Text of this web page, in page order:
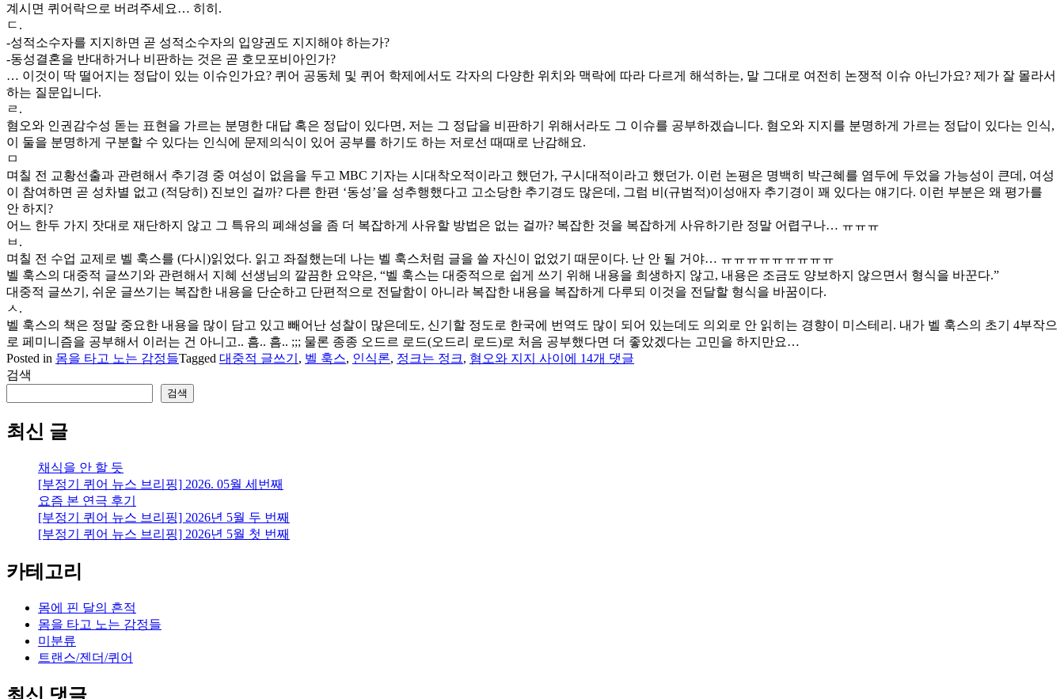
계시면 퀴어락으로 버려주세요… 히히.
ㄷ.
-성적소수자를 지지하면 곧 성적소수자의 입양권도 지지해야 하는가?
-동성결혼을 반대하거나 비판하는 것은 곧 호모포비아인가?
… 이것이 딱 떨어지는 정답이 있는 이슈인가요? 퀴어 공동체 및 퀴어 학제에서도 각자의 다양한 위치와 맥락에 따라 다르게 해석하는, 말 그대로 여전히 논쟁적 이슈 아닌가요? 제가 잘 몰라서
하는 질문입니다.
ㄹ.
혐오와 인권감수성 돋는 표현을 가르는 분명한 대답 혹은 정답이 있다면, 저는 그 정답을 비판하기 위해서라도 그 이슈를 공부하겠습니다. 혐오와 지지를 분명하게 가르는 정답이 있다는 인식,
이 둘을 분명하게 구분할 수 있다는 인식에 문제의식이 있어 공부를 하기도 하는 저로선 때때로 난감해요.
ㅁ
며칠 전 교황선출과 관련해서 추기경 중 여성이 없음을 두고 MBC 기자는 시대착오적이라고 했던가, 구시대적이라고 했던가. 이런 논평은 명백히 박근혜를 염두에 두었을 가능성이 큰데, 여성
이 참여하면 곧 성차별 없고 (적당히) 진보인 걸까? 다른 한편 ‘동성’을 성추행했다고 고소당한 추기경도 많은데, 그럼 비(규범적)이성애자 추기경이 꽤 있다는 얘기다. 이런 부분은 왜 평가를
안 하지?
어느 한두 가지 잣대로 재단하지 않고 그 특유의 폐쇄성을 좀 더 복잡하게 사유할 방법은 없는 걸까? 복잡한 것을 복잡하게 사유하기란 정말 어렵구나… ㅠㅠㅠ
ㅂ.
며칠 전 수업 교제로 벨 훅스를 (다시)읽었다. 읽고 좌절했는데 나는 벨 훅스처럼 글을 쓸 자신이 없었기 때문이다. 난 안 될 거야… ㅠㅠㅠㅠㅠㅠㅠㅠㅠ
벨 훅스의 대중적 글쓰기와 관련해서 지혜 선생님의 깔끔한 요약은, “벨 훅스는 대중적으로 쉽게 쓰기 위해 내용을 희생하지 않고, 내용은 조금도 양보하지 않으면서 형식을 바꾼다.”
대중적 글쓰기, 쉬운 글쓰기는 복잡한 내용을 단순하고 단편적으로 전달함이 아니라 복잡한 내용을 복잡하게 다루되 이것을 전달할 형식을 바꿈이다.
ㅅ.
벨 훅스의 책은 정말 중요한 내용을 많이 담고 있고 빼어난 성찰이 많은데도, 신기할 정도로 한국에 번역도 많이 되어 있는데도 의외로 안 읽히는 경향이 미스테리. 내가 벨 훅스의 초기 4부작으
로 페미니즘을 공부해서 이러는 건 아니고.. 흠.. 흠.. ;;; 물론 종종 오드르 로드(오드리 로드)로 처음 공부했다면 더 좋았겠다는 고민을 하지만요…
Posted in 몸을 타고 노는 감정들Tagged 대중적 글쓰기 , 벨 훅스, 인식론, 정크는 정크, 혐오와 지지 사이 두
에 14개 댓글
검색
검색
최신 글
채식을 안 할 듯
[부정기 퀴어 뉴스 브리핑] 2026. 05월 세번째
요즘 본 연극 후기
[부정기 퀴어 뉴스 브리핑] 2026년 5월 두 번째
[부정기 퀴어 뉴스 브리핑] 2026년 5월 첫 번째
카테고리
몸에 핀 달의 흔적
몸을 타고 노는 감정들
미분류
트랜스/젠더/퀴어